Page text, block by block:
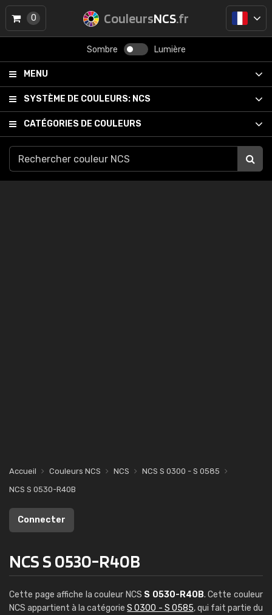
CouleursNCS.fr
Sombre Lumière
MENU
SYSTÈME DE COULEURS: NCS
CATÉGORIES DE COULEURS
0
Accueil Couleurs NCS NCS
NCS S 0300 - S 0585
NCS S 0530-R40B
Connecter
NCS S 0530-R40B
Cette page affiche la couleur NCS S 0530-R40B. Cette couleur
NCS appartient à la catégorieS 0300 - S 0585, qui fait partie du